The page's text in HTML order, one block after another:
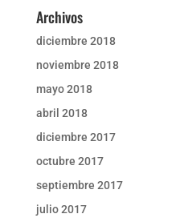
Archivos
diciembre 2018
noviembre 2018
mayo 2018
abril 2018
diciembre 2017
octubre 2017
septiembre 2017
julio 2017